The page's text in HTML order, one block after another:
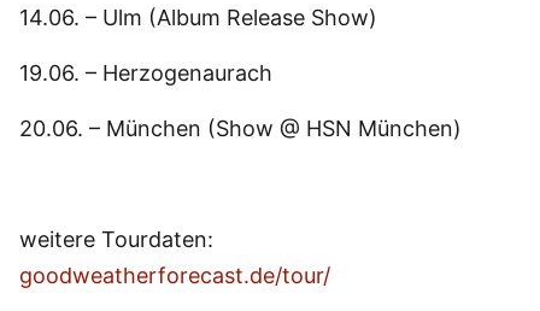
14.06. – Ulm (Album Release Show)
19.06. – Herzogenaurach
20.06. – München (Show @ HSN München)
weitere Tourdaten:
goodweatherforecast.de/tour/